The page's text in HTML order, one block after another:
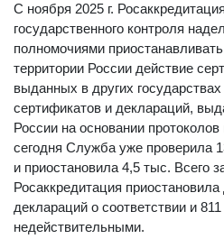
С ноября 2025 г.
государственного контроля
полномочиями
территории России действие
выданных в других
сертификатов и деклараций,
России на основании
сегодня Служба уже проверила
и приостановила 4,5 тыс. Всего
Росаккредитация
деклараций о соответствии и
недействительными.